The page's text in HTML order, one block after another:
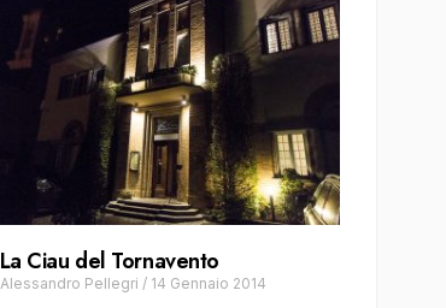
La Ciau del Tornavento
Alessandro Pellegri / 14 Gennaio 2014